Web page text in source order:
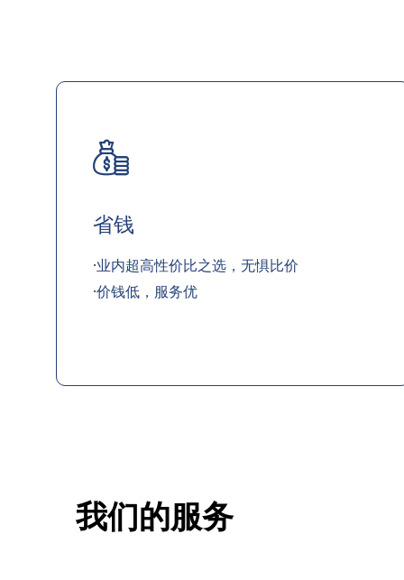
省钱
·业内超高性价比之选，无惧比价
·价钱低，服务优
我们的服务